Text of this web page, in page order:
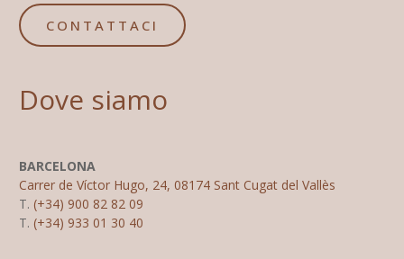
CONTATTACI
Dove siamo
BARCELONA
Carrer de Víctor Hugo, 24, 08174 Sant Cugat del Vallès
T. (+34) 900 82 82 09
T. (+34) 933 01 30 40